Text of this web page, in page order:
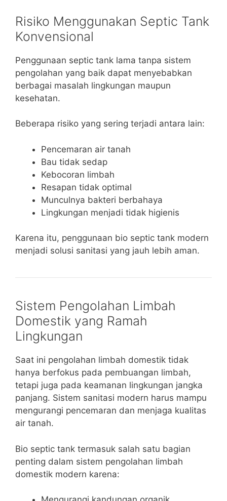
Risiko Menggunakan Septic Tank
Konvensional
Penggunaan septic tank lama tanpa sistem
pengolahan yang baik dapat menyebabkan
berbagai masalah lingkungan maupun
kesehatan.
Beberapa risiko yang sering terjadi antara lain:
Pencemaran air tanah
Bau tidak sedap
Kebocoran limbah
Resapan tidak optimal
Munculnya bakteri berbahaya
Lingkungan menjadi tidak higienis
Karena itu, penggunaan bio septic tank modern
menjadi solusi sanitasi yang jauh lebih aman.
Sistem Pengolahan Limbah
Domestik yang Ramah
Lingkungan
Saat ini pengolahan limbah domestik tidak
hanya berfokus pada pembuangan limbah,
tetapi juga pada keamanan lingkungan jangka
panjang. Sistem sanitasi modern harus mampu
mengurangi pencemaran dan menjaga kualitas
air tanah.
Bio septic tank termasuk salah satu bagian
penting dalam sistem pengolahan limbah
domestik modern karena: